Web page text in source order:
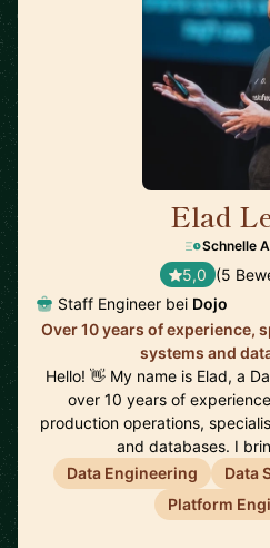
Elad
Schnelle
5,0 (5
Staff Engineer bei Dojo
Over 10 years of experience,
systems and
Hello! 👋 My name is Elad, a
over 10 years of
production operations,
and databases. I
Data Engineering
Data
Platform